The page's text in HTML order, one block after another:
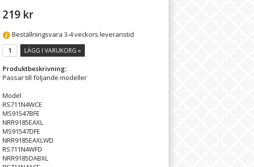
219 kr
Beställningsvara 3-4 veckors leveranstid
LÄGG I VARUKORG »
Produktbeskrivning:
Passar till följande modeller
Model
RS711N4WCE
MS91547BFE
NRR9185EAXL
MS91547DFE
NRR9185EAXLWD
RS711N4WFD
NRR9185DABXL